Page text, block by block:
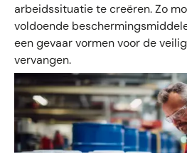
arbeidssituatie te creëren. Zo
voldoende
een gevaar vormen voor de
vervangen.